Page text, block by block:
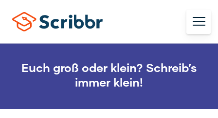
Euch groß oder klein? Schreib’s
immer klein!